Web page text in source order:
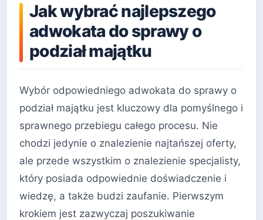
Jak wybrać najlepszego
adwokata do sprawy o
podział majątku
Wybór odpowiedniego adwokata do sprawy o
podział majątku jest kluczowy dla pomyślnego i
sprawnego przebiegu całego procesu. Nie
chodzi jedynie o znalezienie najtańszej oferty,
ale przede wszystkim o znalezienie specjalisty,
który posiada odpowiednie doświadczenie i
wiedzę, a także budzi zaufanie. Pierwszym
krokiem jest zazwyczaj poszukiwanie